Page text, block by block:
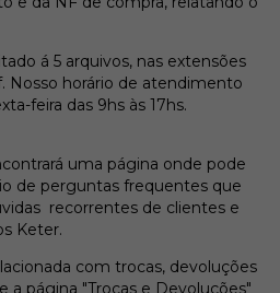
á 5 arquivos, nas extensões
Nosso horário de atendimento
sexta-feira das 9hs às 17hs.
uma página onde pode
de perguntas frequentes que
recorrentes de clientes e
Keter.
com trocas, devoluções
a página "Trocas e Devoluções"